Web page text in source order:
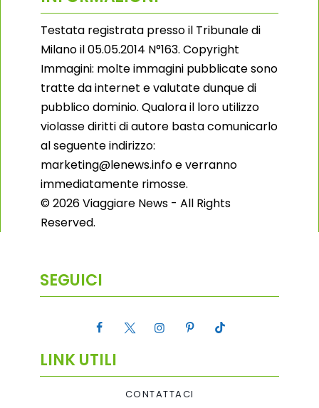
Testata registrata presso il Tribunale di
Milano il 05.05.2014 N°163. Copyright
Immagini: molte immagini pubblicate sono
tratte da internet e valutate dunque di
pubblico dominio. Qualora il loro utilizzo
violasse diritti di autore basta comunicarlo
al seguente indirizzo:
marketing@lenews.info e verranno
immediatamente rimosse.
© 2026 Viaggiare News - All Rights
Reserved.
SEGUICI
LINK UTILI
CONTATTACI